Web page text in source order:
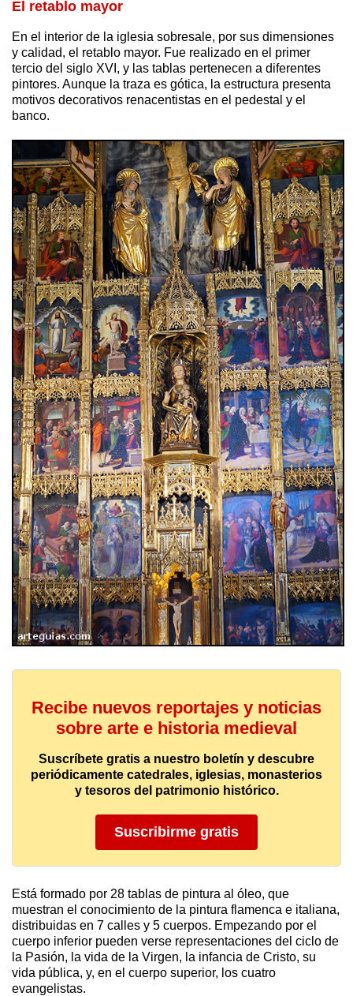
El retablo mayor
En el interior de la iglesia sobresale, por sus dimensiones
y calidad, el retablo mayor. Fue realizado en el primer
tercio del siglo XVI, y las tablas pertenecen a diferentes
pintores. Aunque la traza es gótica, la estructura presenta
motivos decorativos renacentistas en el pedestal y el
banco.
Recibe nuevos reportajes y noticias
sobre arte e historia medieval
Suscríbete gratis a nuestro boletín y descubre
periódicamente catedrales, iglesias, monasterios
y tesoros del patrimonio histórico.
Suscribirme gratis
Está formado por 28 tablas de pintura al óleo, que
muestran el conocimiento de la pintura flamenca e italiana,
distribuidas en 7 calles y 5 cuerpos. Empezando por el
cuerpo inferior pueden verse representaciones del ciclo de
la Pasión, la vida de la Virgen, la infancia de Cristo, su
vida pública, y, en el cuerpo superior, los cuatro
evangelistas.